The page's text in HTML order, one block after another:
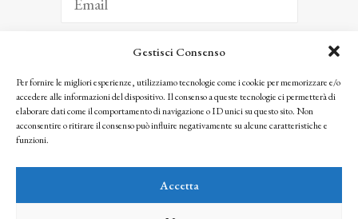
Gestisci Consenso
Per fornire le migliori esperienze, utilizziamo tecnologie come i cookie per memorizzare e/o
accedere alle informazioni del dispositivo. Il consenso a queste tecnologie ci permetterà di
elaborare dati come il comportamento di navigazione o ID unici su questo sito. Non
acconsentire o ritirare il consenso può influire negativamente su alcune caratteristiche e
funzioni.
Accetta
ISCRIVITI
Facendo clic per iscriverti, riconosci che le tue informazioni saranno trattate
seguendo la nostra Privacy Policy
© 2025 Istituto Matteucci. All right reserved
l’autorizzazione scritta dei proprietari dei diritti e dell’Istituto Matteucci